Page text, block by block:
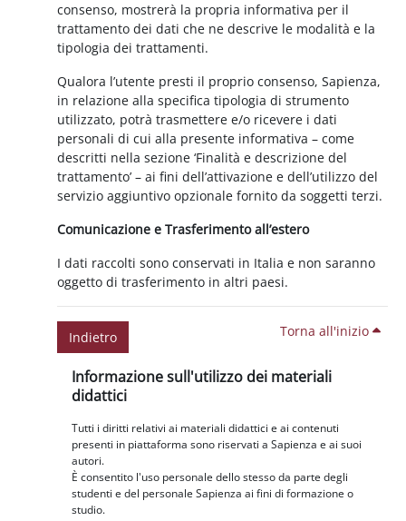
consenso, mostrerà la propria informativa per il
trattamento dei dati che ne descrive le modalità e la
tipologia dei trattamenti.
Qualora l’utente presti il proprio consenso, Sapienza,
in relazione alla specifica tipologia di strumento
utilizzato, potrà trasmettere e/o ricevere i dati
personali di cui alla presente informativa – come
descritti nella sezione ‘Finalità e descrizione del
trattamento’ – ai fini dell’attivazione e dell’utilizzo del
servizio aggiuntivo opzionale fornito da soggetti terzi.
Comunicazione e Trasferimento all’estero
I dati raccolti sono conservati in Italia e non saranno
oggetto di trasferimento in altri paesi.
Indietro Torna all'inizio
Blocchi
Informazione sull'utilizzo dei materiali
didattici
Tutti i diritti relativi ai materiali didattici e ai contenuti
presenti in piattaforma sono riservati a Sapienza e ai suoi
autori.
È consentito l'uso personale dello stesso da parte degli
studenti e del personale Sapienza ai fini di formazione o
studio.